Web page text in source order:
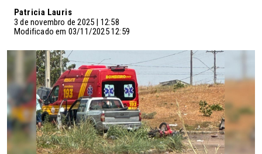
Patricia Lauris
3 de novembro de 2025 | 12:58
Modificado em 03/11/2025 12:59